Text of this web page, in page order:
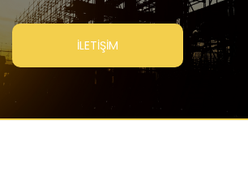
İLETİŞİM